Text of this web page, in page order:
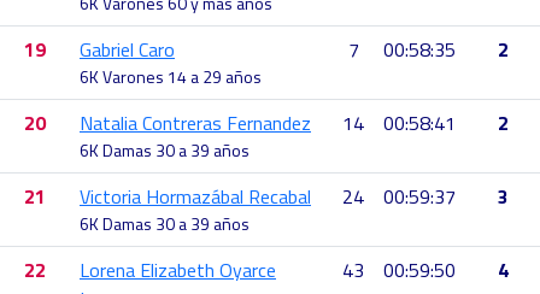
19 Gabriel Caro
6K Varones 14 a 29 años
7 00:58:35 2
20 Natalia Contreras Fernandez
6K Damas 30 a 39 años
14 00:58:41 2
21 Victoria Hormazábal Recabal
6K Damas 30 a 39 años
24 00:59:37 3
22
Lorena Elizabeth Oyarce
43 00:59:50 4